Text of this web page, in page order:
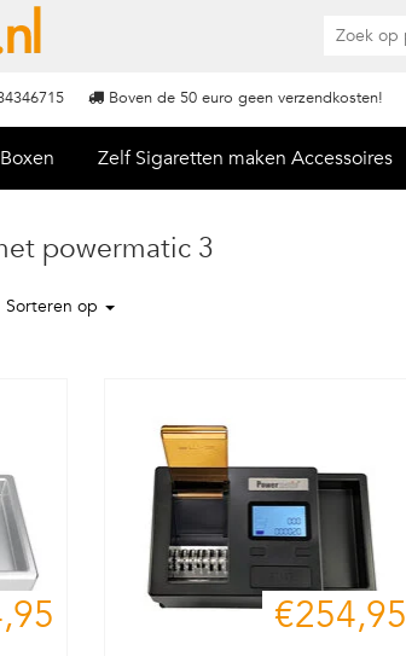
Boven de 50 euro geen verzendkosten!
Zelf Sigaretten maken Accessoires
powermatic 3
Sorteren op
€254,95